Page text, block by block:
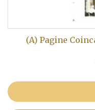
(A) Pagine